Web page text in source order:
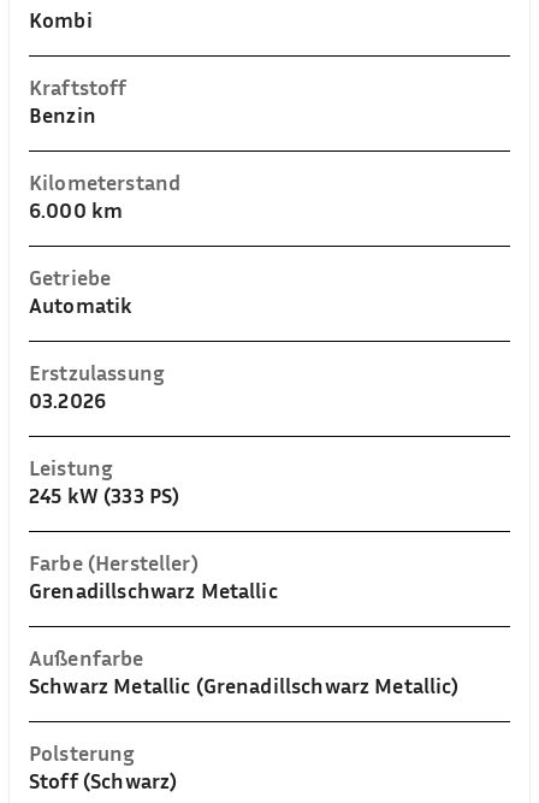
Kombi
Kraftstoff
Benzin
Kilometerstand
6.000 km
Getriebe
Automatik
Erstzulassung
03.2026
Leistung
245 kW (333 PS)
Farbe (Hersteller)
Grenadillschwarz Metallic
Außenfarbe
Schwarz Metallic (Grenadillschwarz Metallic)
Polsterung
Stoff (Schwarz)